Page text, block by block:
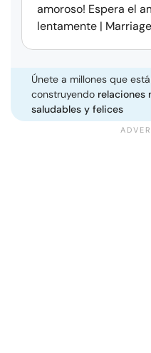
amoroso! Espera el
lentamente |
Únete a millones que
construyendo relaciones
saludables y felices